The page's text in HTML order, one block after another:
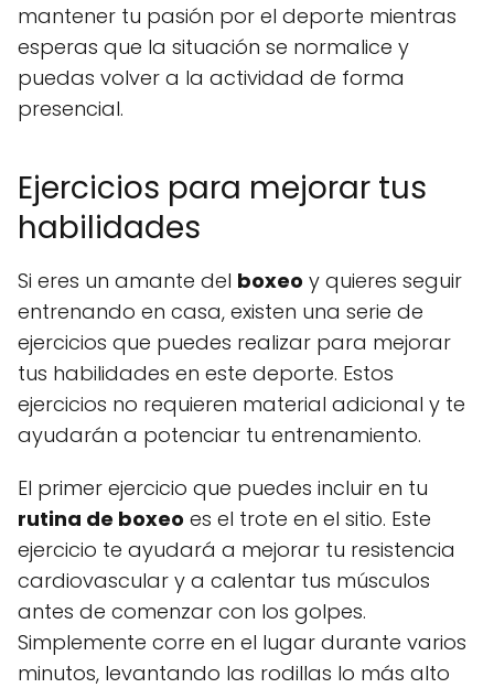
mantener tu pasión por el deporte mientras
esperas que la situación se normalice y
puedas volver a la actividad de forma
presencial.
Ejercicios para mejorar tus
habilidades
Si eres un amante del boxeo y quieres seguir
entrenando en casa, existen una serie de
ejercicios que puedes realizar para mejorar
tus habilidades en este deporte. Estos
ejercicios no requieren material adicional y te
ayudarán a potenciar tu entrenamiento.
El primer ejercicio que puedes incluir en tu
rutina de boxeo es el trote en el sitio. Este
ejercicio te ayudará a mejorar tu resistencia
cardiovascular y a calentar tus músculos
antes de comenzar con los golpes.
Simplemente corre en el lugar durante varios
minutos, levantando las rodillas lo más alto